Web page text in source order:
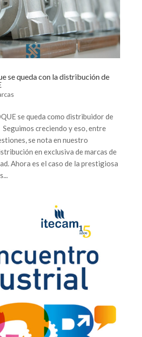
se queda con la distribución de
se queda como distribuidor de
creciendo y eso, entre
se nota en nuestro
en exclusiva de marcas de
Ahora es el caso de la prestigiosa